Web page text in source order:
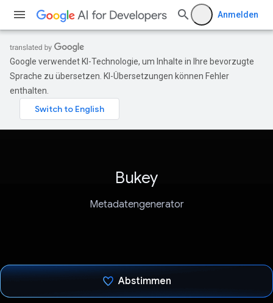
Anmelden
Google verwendet KI-Technologie, um Inhalte in Ihre bevorzugte
Sprache zu übersetzen. KI-Übersetzungen können Fehler
enthalten.
Bukey
Metadatengenerator
Abstimmen